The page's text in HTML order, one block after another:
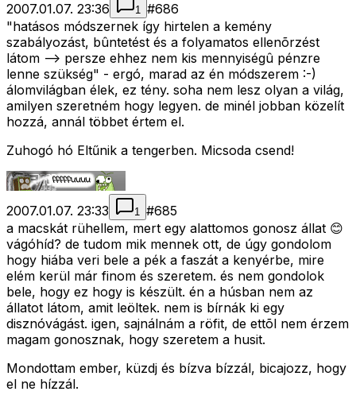
2007.01.07. 23:36 1 #686
"hatásos módszernek így hirtelen a kemény
szabályozást, bûntetést és a folyamatos ellenõrzést
látom --> persze ehhez nem kis mennyiségû pénzre
lenne szükség" - ergó, marad az én módszerem :-)
álomvilágban élek, ez tény. soha nem lesz olyan a világ,
amilyen szeretném hogy legyen. de minél jobban közelít
hozzá, annál többet értem el.
Zuhogó hó Eltűnik a tengerben. Micsoda csend!
2007.01.07. 23:33 1 #685
a macskát rühellem, mert egy alattomos gonosz állat 😊
vágóhíd? de tudom mik mennek ott, de úgy gondolom
hogy hiába veri bele a pék a faszát a kenyérbe, mire
elém kerül már finom és szeretem. és nem gondolok
bele, hogy ez hogy is készült. én a húsban nem az
állatot látom, amit leöltek. nem is bírnák ki egy
disznóvágást. igen, sajnálnám a röfit, de ettõl nem érzem
magam gonosznak, hogy szeretem a husit.
Mondottam ember, küzdj és bízva bízzál, bicajozz, hogy
el ne hízzál.